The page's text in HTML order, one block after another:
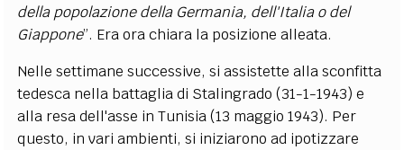
della popolazione della Germania, dell'Italia o del
Giappone”. Era ora chiara la posizione alleata.
Nelle settimane successive, si assistette alla sconfitta
tedesca nella battaglia di Stalingrado (31-1-1943) e
alla resa dell'asse in Tunisia (13 maggio 1943). Per
questo, in vari ambienti, si iniziarono ad ipotizzare